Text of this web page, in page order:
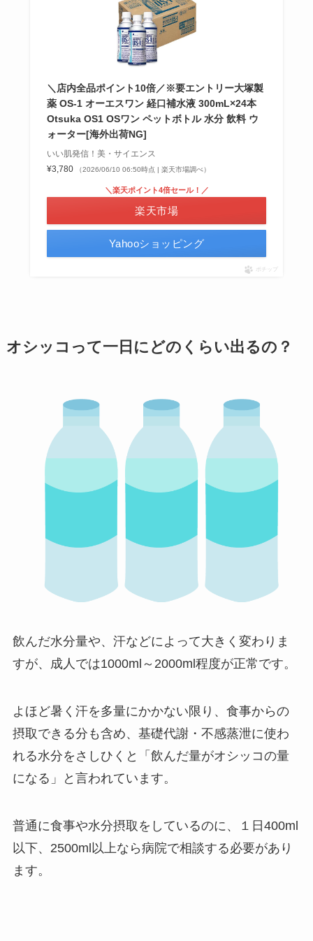
＼店内全品ポイント10倍／※要エントリー大塚製
薬 OS-1 オーエスワン 経口補水液 300mL×24本
Otsuka OS1 OSワン ペットボトル 水分 飲料 ウ
ォーター[海外出荷NG]
いい肌発信！美・サイエンス
¥3,780
（2026/06/10 06:50時点 | 楽天市場調べ）
＼楽天ポイント4倍セール！／
楽天市場
Yahooショッピング
ポチップ
オシッコって一日にどのくらい出るの？
飲んだ水分量や、汗などによって大きく変わりま
すが、成人では1000ml～2000ml程度が正常です。
よほど暑く汗を多量にかかない限り、食事からの
摂取できる分も含め、基礎代謝・不感蒸泄に使わ
れる水分をさしひくと「飲んだ量がオシッコの量
になる」と言われています。
普通に食事や水分摂取をしているのに、１日400ml
以下、2500ml以上なら病院で相談する必要があり
ます。